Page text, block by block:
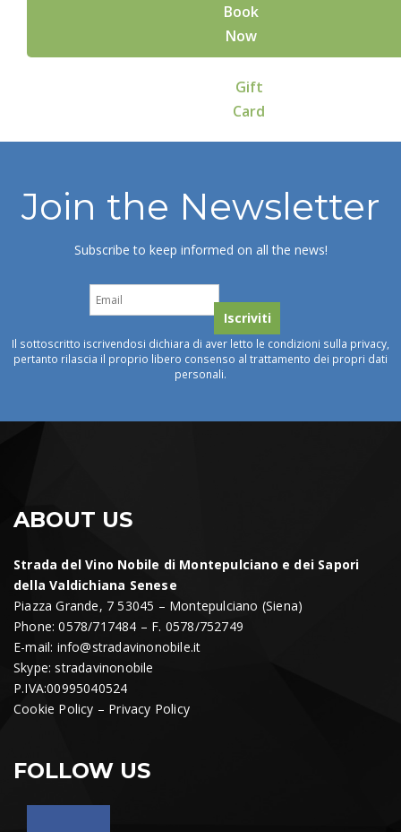
Book
Now
Gift
Card
Join the Newsletter
Subscribe to keep informed on all the news!
Il sottoscritto iscrivendosi dichiara di aver letto le condizioni sulla privacy,
pertanto rilascia il proprio libero consenso al trattamento dei propri dati
personali.
ABOUT US
Strada del Vino Nobile di Montepulciano e dei Sapori
della Valdichiana Senese
Piazza Grande, 7 53045 – Montepulciano (Siena)
Phone: 0578/717484 – F. 0578/752749
E-mail: info@stradavinonobile.it
Skype: stradavinonobile
P.IVA:00995040524
Cookie Policy – Privacy Policy
FOLLOW US